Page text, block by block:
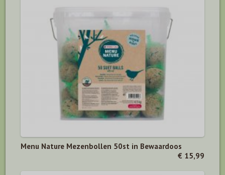
Menu Nature Mezenbollen 50st in Bewaardoos
€ 15,99